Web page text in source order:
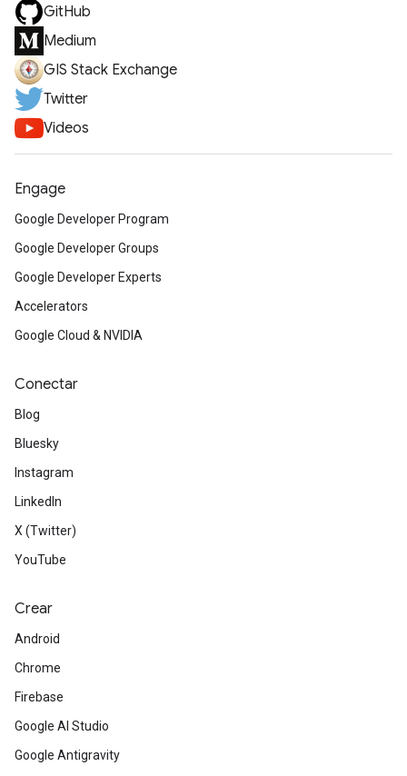
GitHub
Medium
GIS Stack Exchange
Twitter
Videos
Engage
Google Developer Program
Google Developer Groups
Google Developer Experts
Accelerators
Google Cloud & NVIDIA
Conectar
Blog
Bluesky
Instagram
LinkedIn
X (Twitter)
YouTube
Crear
Android
Chrome
Firebase
Google AI Studio
Google Antigravity